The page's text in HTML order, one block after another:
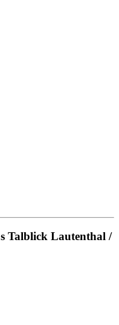
Talblick Lautenthal /